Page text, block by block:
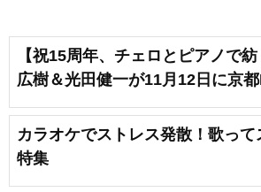
【祝15周年、チェロとピアノで
広樹＆光田健一が11月12日に京
カラオケでストレス発散！歌っ
特集